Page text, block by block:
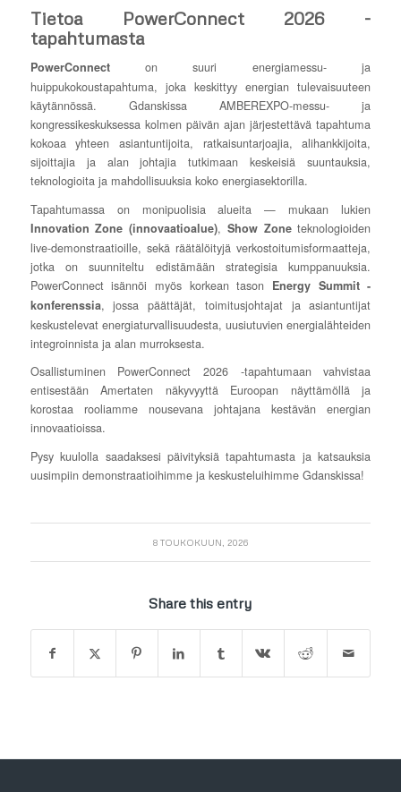
Tietoa PowerConnect 2026 -
tapahtumasta
PowerConnecton suuri energiamessu- ja
huippukokoustapahtuma, joka keskittyy energian tulevaisuuteen
käytännössä. Gdanskissa AMBEREXPO-messu- ja
kongressikeskuksessa kolmen päivän ajan järjestettävä tapahtuma
kokoaa yhteen asiantuntijoita, ratkaisuntarjoajia, alihankkijoita,
sijoittajia ja alan johtajia tutkimaan keskeisiä suuntauksia,
teknologioita ja mahdollisuuksia koko energiasektorilla.
Tapahtumassa on monipuolisia alueita — mukaan lukien
Innovation Zone (innovaatioalue), Show Zoneteknologioiden
live-demonstraatioille, sekä räätälöityjä verkostoitumisformaatteja,
jotka on suunniteltu edistämään strategisia kumppanuuksia.
PowerConnect isännöi myös korkean tason Energy Summit -
konferenssia, jossa päättäjät, toimitusjohtajat ja asiantuntijat
keskustelevat energiaturvallisuudesta, uusiutuvien energialähteiden
integroinnista ja alan murroksesta.
Osallistuminen PowerConnect 2026 -tapahtumaan vahvistaa
entisestään Amertaten näkyvyyttä Euroopan näyttämöllä ja
korostaa rooliamme nousevana johtajana kestävän energian
innovaatioissa.
Pysy kuulolla saadaksesi päivityksiä tapahtumasta ja katsauksia
uusimpiin demonstraatioihimme ja keskusteluihimme Gdanskissa!
8 TOUKOKUUN, 2026
Share this entry